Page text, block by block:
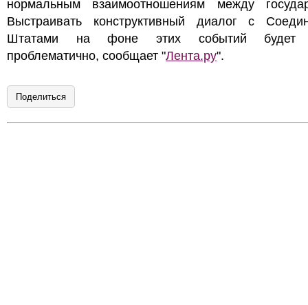
нормальным взаимоотношениям между
Выстраивать конструктивный диалог с
Штатами на фоне этих событий будет
проблематично, сообщает "Лента.ру".
Поделиться